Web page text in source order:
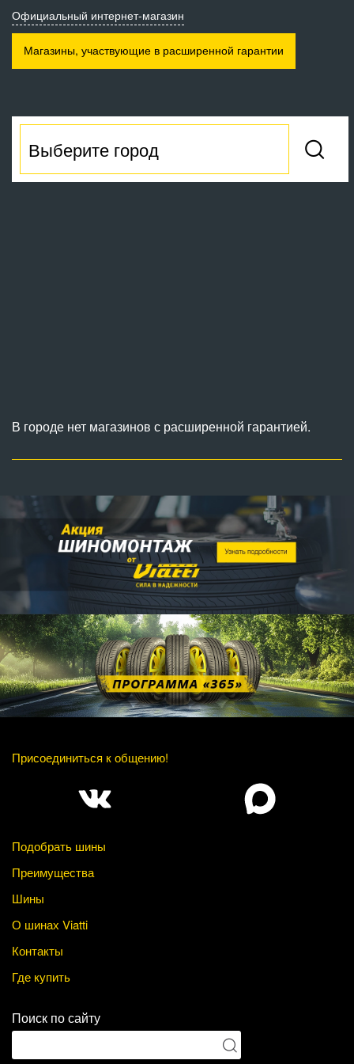
Официальный интернет-магазин
Магазины, участвующие в расширенной гарантии
В городе нет магазинов с расширенной гарантией.
Присоединиться к общению!
Подобрать шины
Преимущества
Шины
О шинах Viatti
Контакты
Где купить
Поиск по сайту